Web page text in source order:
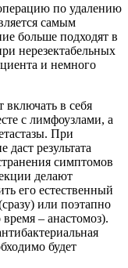
по удалению
самым
больше подходят в
нерезектабельных
и немного
в себя
с лимфоузлами, а
При
результата
симптомов
делают
его естественный
или поэтапно
время – анастомоз).
будет